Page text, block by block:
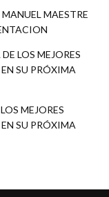
MAESTRE
LOS MEJORES
SU PRÓXIMA
MEJORES
SU PRÓXIMA